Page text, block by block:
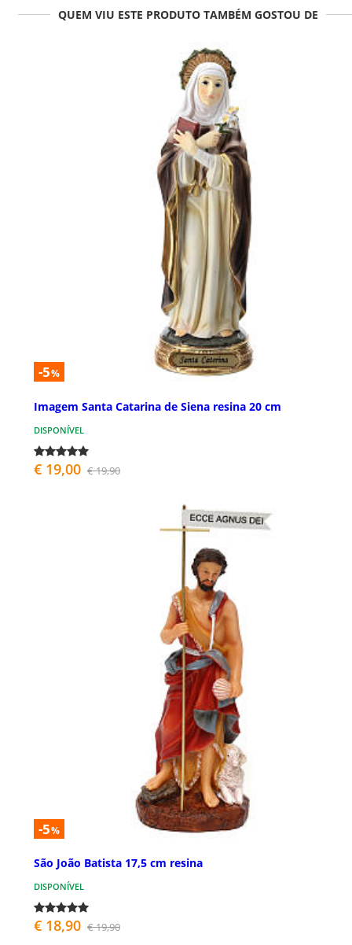
QUEM VIU ESTE PRODUTO TAMBÉM GOSTOU DE
-5%
Imagem Santa Catarina de Siena resina 20 cm
DISPONÍVEL
€ 19,00 € 19,90
-5%
São João Batista 17,5 cm resina
DISPONÍVEL
€ 18,90 € 19,90